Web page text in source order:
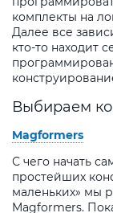
комплекты на
Далее все
кто-то находит
Выбираем
Magformers
С чего начать
простейших
маленьких» мы
Magformers.